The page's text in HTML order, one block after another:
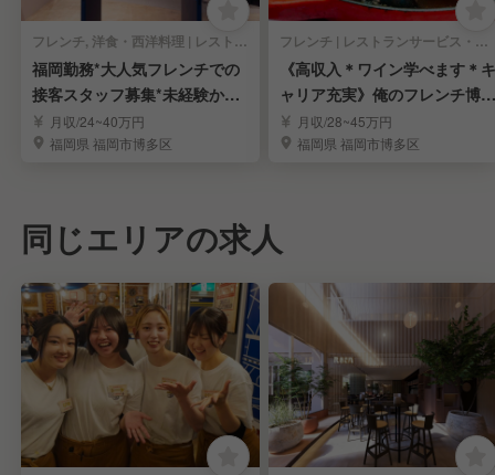
フレンチ, 洋食・西洋料理 | レストランサービス・ホールスタッフ
福岡勤務*大人気フレンチでの
接客スタッフ募集*未経験から
学べる*
月収/24~40万円
福岡県 福岡市博多区
フレンチ | レストランサービス・ホールスタッフ
《高収入＊ワイン学べます＊キ
ャリア充実》俺のフレンチ博多
のホールスタッフ
月収/28~45万円
福岡県 福岡市博多区
同じエリアの求人